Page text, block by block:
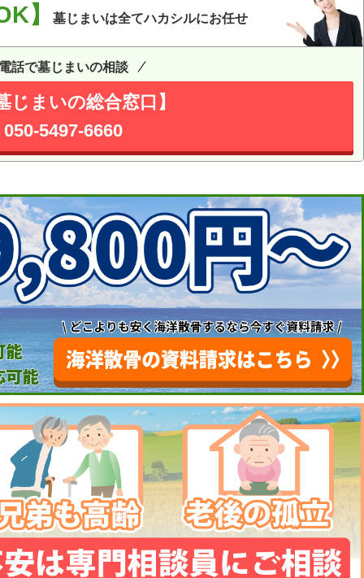
】 墓じまいは全てハカシルにお任せ
話で墓じまいの相談
じまいの総合窓口】
050-5497-6660